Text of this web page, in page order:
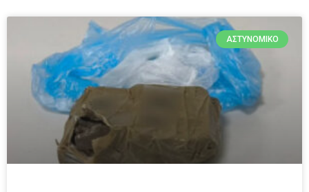
ΑΣΤΥΝΟΜΙΚΌ